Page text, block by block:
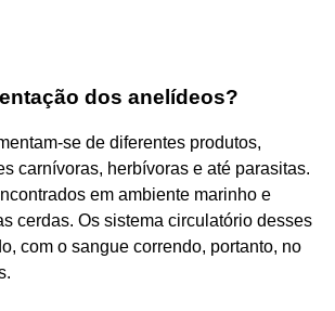
dos anelídeos?
se de diferentes produtos,
carnívoras, herbívoras e até parasitas.
em ambiente marinho e
cerdas. Os sistema circulatório desses
com o sangue correndo, portanto, no